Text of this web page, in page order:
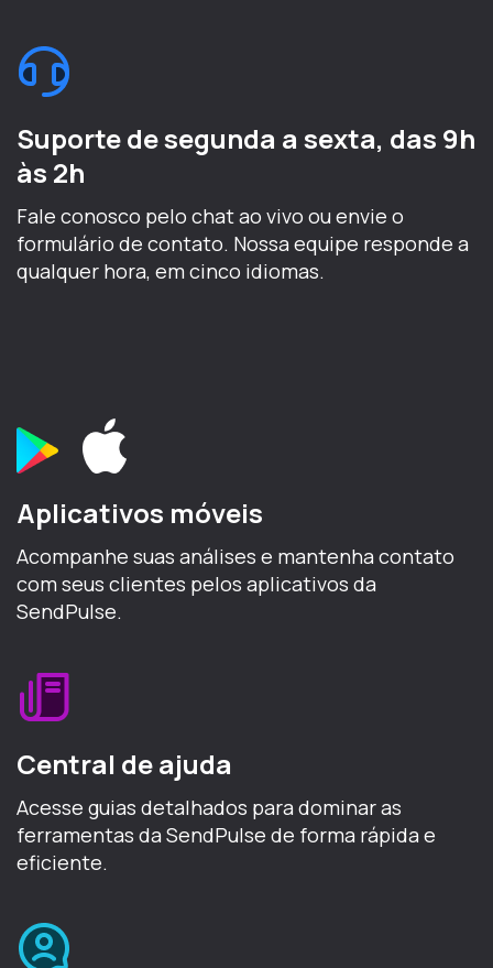
Suporte de segunda a sexta, das 9h
às 2h
Fale conosco pelo chat ao vivo ou envie o
formulário de contato. Nossa equipe responde a
qualquer hora, em cinco idiomas.
Aplicativos móveis
Acompanhe suas análises e mantenha contato
com seus clientes pelos aplicativos da
SendPulse.
Central de ajuda
Acesse guias detalhados para dominar as
ferramentas da SendPulse de forma rápida e
eficiente.